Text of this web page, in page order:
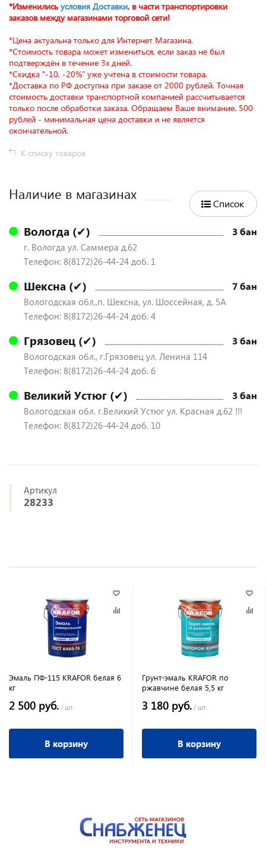
*Изменились условия Доставки, в части транспортировки
заказов между магазинами торговой сети!
*Цена актуальна только для Интернет Магазина.
*Стоимость товара может измениться, если заказ не был
подтверждён в течение 3х дней.
*Скидка "-10, -20%" уже учтена в стоимости товара.
*Доставка по РФ доступна при заказе от 2000 рублей. Точная
стоимость доставки транспортной компанией рассчитывается
только после обработки заказа. Обращаем Ваше внимание, 500
рублей - минимальная цена доставки и не является
окончательной.
К списку товаров
Наличие в магазинах
Список
Вологда (✔) 3 бан
г. Вологда ул. Саммера д.62
Телефон: 8(8172)26-44-24 доб. 1
Шексна (✔) 7 бан
Вологодская обл.,п. Шексна, ул. Шоссейная, д. 5А
Телефон: 8(8172)26-44-24 доб. 4
Грязовец (✔) 3 бан
Вологодская обл., г.Грязовец ул. Ленина 114
Телефон: 8(8172)26-44-24 доб. 6
Великий Устюг (✔) 3 бан
Вологодская обл. г.Великий Устюг ул. Красная д.62 !!!
Телефон: 8(8172)26-44-24 доб. 10
Артикул
28233
Эмаль ПФ-115 KRAFOR белая 6
кг
2 500 руб. / шт
В корзину
Грунт-эмаль KRAFOR по
ржавчине белая 5,5 кг
3 180 руб. / шт
В корзину